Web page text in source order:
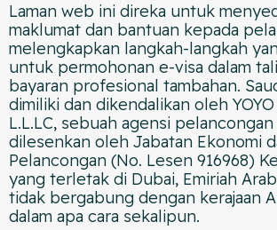
Laman web ini direka untuk
maklumat dan bantuan kepada
melengkapkan langkah-langkah
untuk permohonan e-visa dalam
bayaran profesional tambahan.
dimiliki dan dikendalikan oleh YOYO
L.L.LC, sebuah agensi
dilesenkan oleh Jabatan Ekonomi
Pelancongan (No. Lesen 916968)
yang terletak di Dubai, Emiriah
tidak bergabung dengan kerajaan
dalam apa cara sekalipun.